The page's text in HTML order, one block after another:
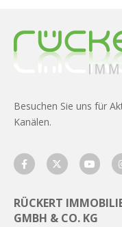
Besuchen Sie uns für
Kanälen.
RÜCKERT
GMBH & CO. KG